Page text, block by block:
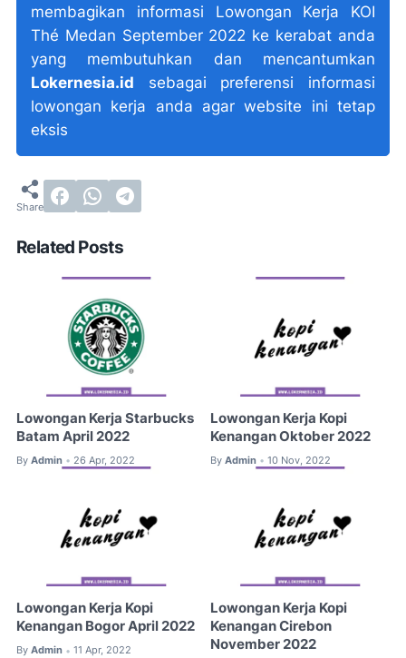
membagikan informasi Lowongan Kerja KOI
Thé Medan September 2022 ke kerabat anda
yang membutuhkan dan mencantumkan
Lokernesia.id sebagai preferensi informasi
lowongan kerja anda agar website ini tetap
eksis
Related Posts
Lowongan Kerja Starbucks
Batam April 2022
By Admin • 26 Apr, 2022
Lowongan Kerja Kopi
Kenangan Oktober 2022
By Admin • 10 Nov, 2022
Lowongan Kerja Kopi
Kenangan Bogor April 2022
By Admin • 11 Apr, 2022
Lowongan Kerja Kopi
Kenangan Cirebon
November 2022